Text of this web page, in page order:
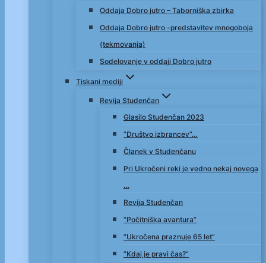
Oddaja Dobro jutro – Taborniška zbirka
Oddaja Dobro jutro -predstavitev mnogoboja
(tekmovanja)
Sodelovanje v oddaji Dobro jutro
Tiskani mediji
Revija Studenčan
Glasilo Studenčan 2023
“Društvo izbrancev”…
Članek v Studenčanu
Pri Ukročeni reki je vedno nekaj novega
…
Revija Studenčan
“Počitniška avantura”
“Ukročena praznuje 65 let”
“Kdaj je pravi čas?”